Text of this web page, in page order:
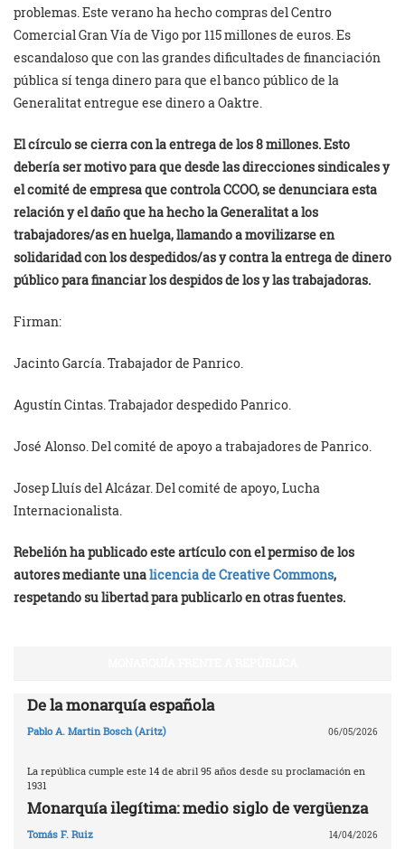
problemas. Este verano ha hecho compras del Centro
Comercial Gran Vía de Vigo por 115 millones de euros. Es
escandaloso que con las grandes dificultades de financiación
pública sí tenga dinero para que el banco público de la
Generalitat entregue ese dinero a Oaktre.
El círculo se cierra con la entrega de los 8 millones. Esto
debería ser motivo para que desde las direcciones sindicales y
el comité de empresa que controla CCOO, se denunciara esta
relación y el daño que ha hecho la Generalitat a los
trabajadores/as en huelga, llamando a movilizarse en
solidaridad con los despedidos/as y contra la entrega de dinero
público para financiar los despidos de los y las trabajadoras.
Firman:
Jacinto García. Trabajador de Panrico.
Agustín Cintas. Trabajador despedido Panrico.
José Alonso. Del comité de apoyo a trabajadores de Panrico.
Josep Lluís del Alcázar. Del comité de apoyo, Lucha
Internacionalista.
Rebelión ha publicado este artículo con el permiso de los
autores mediante unalicencia de Creative Commons,
respetando su libertad para publicarlo en otras fuentes.
De la monarquía española
Pablo A. Martin Bosch (Aritz) 06/05/2026
La república cumple este 14 de abril 95 años desde su proclamación en
1931
Monarquía ilegítima: medio siglo de vergüenza
Tomás F. Ruiz 14/04/2026